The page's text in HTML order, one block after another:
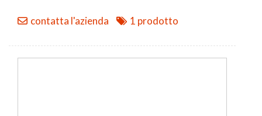
contatta l'azienda 1 prodotto